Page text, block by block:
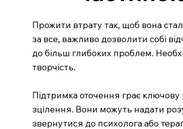
Прожити втрату так, щоб вона
за все, важливо дозволити собі
до більш глибоких проблем.
творчість.
Підтримка оточення грає
зцілення. Вони можуть надати
звернутися до психолога або